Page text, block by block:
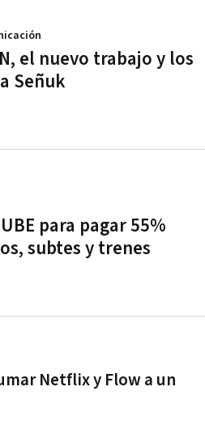
el nuevo trabajo y los
Señuk
para pagar 55%
subtes y trenes
Netflix y Flow a un